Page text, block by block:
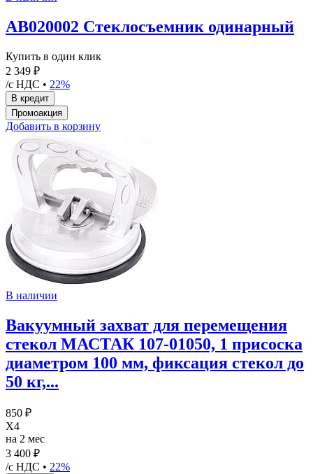
AB020002 Стеклосъемник одинарный
Купить в один клик
2 349 ₽
/с НДС • 22%
Добавить в корзину
В наличии
Вакуумный захват для перемещения
стекол МАСТАК 107-01050, 1 присоска
диаметром 100 мм, фиксация стекол до
50 кг,...
850 ₽
X4
на 2 мес
3 400 ₽
/с НДС • 22%